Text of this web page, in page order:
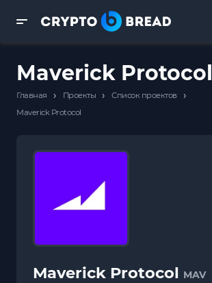
Maverick Protocol
Главная › Проекты › Список проектов ›
Maverick Protocol
Maverick Protocol MAV